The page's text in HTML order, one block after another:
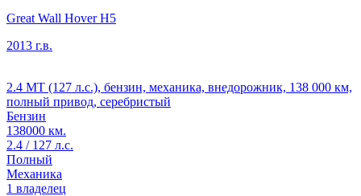
Great Wall Hover H5
2013 г.в.
2.4 MT (127 л.с.), бензин, механика, внедорожник, 138 000 км,
полный привод, серебристый
Бензин
138000 км.
2.4 / 127 л.с.
Полный
Механика
1 владелец